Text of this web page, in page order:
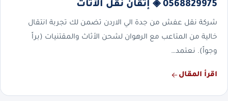
0568829975 ◈ إتقان نقل الأثاث
شركة نقل عفش من جدة الي الاردن تضمن لك تجربة انتقال
خالية من المتاعب مع الرهوان لشحن الأثاث والمقتنيات (براً
وجواً). نعتمد…
اقرأ المقال